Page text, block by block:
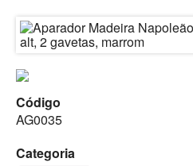
Código
AG0035
Categoria